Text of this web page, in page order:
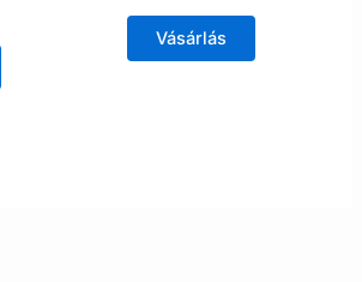
Vásárlás